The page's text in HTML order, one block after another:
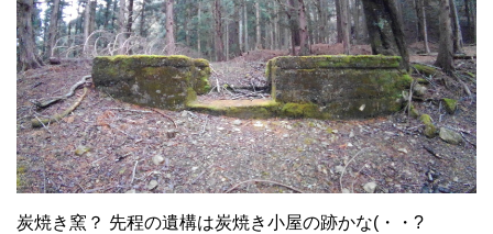
炭焼き窯？ 先程の遺構は炭焼き小屋の跡かな(・・?